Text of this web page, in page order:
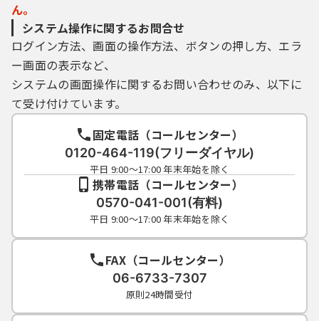
ん。
システム操作に関するお問合せ
ログイン方法、画面の操作方法、ボタンの押し方、エラ
ー画面の表示など、
システムの画面操作に関するお問い合わせのみ、以下に
て受け付けています。
固定電話（コールセンター）
0120-464-119(フリーダイヤル)
平日 9:00～17:00 年末年始を除く
携帯電話（コールセンター）
0570-041-001(有料)
平日 9:00～17:00 年末年始を除く
FAX（コールセンター）
06-6733-7307
原則24時間受付